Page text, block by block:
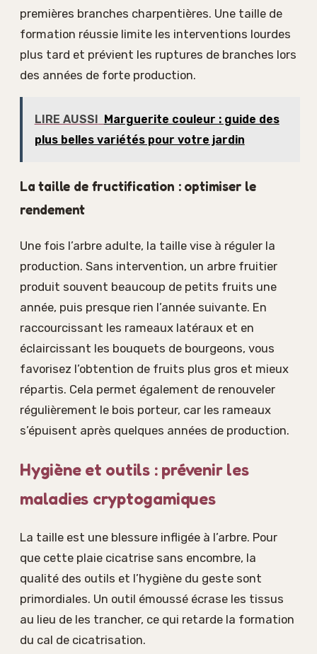
premières branches charpentières. Une taille de
formation réussie limite les interventions lourdes
plus tard et prévient les ruptures de branches lors
des années de forte production.
LIRE AUSSI Marguerite couleur : guide des
plus belles variétés pour votre jardin
La taille de fructification : optimiser le
rendement
Une fois l’arbre adulte, la taille vise à réguler la
production. Sans intervention, un arbre fruitier
produit souvent beaucoup de petits fruits une
année, puis presque rien l’année suivante. En
raccourcissant les rameaux latéraux et en
éclaircissant les bouquets de bourgeons, vous
favorisez l’obtention de fruits plus gros et mieux
répartis. Cela permet également de renouveler
régulièrement le bois porteur, car les rameaux
s’épuisent après quelques années de production.
Hygiène et outils : prévenir les
maladies cryptogamiques
La taille est une blessure infligée à l’arbre. Pour
que cette plaie cicatrise sans encombre, la
qualité des outils et l’hygiène du geste sont
primordiales. Un outil émoussé écrase les tissus
au lieu de les trancher, ce qui retarde la formation
du cal de cicatrisation.